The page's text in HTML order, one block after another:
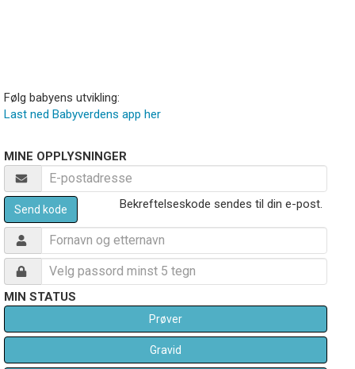
Følg babyens utvikling:
Last ned Babyverdens app her
MINE OPPLYSNINGER
Send kode Bekreftelseskode sendes til din e-post.
MIN STATUS
Prøver
Gravid